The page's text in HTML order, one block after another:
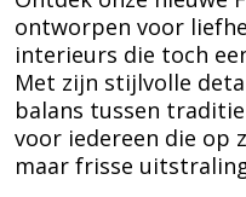
ontworpen voor
interieurs die toch
Met zijn stijlvolle
balans tussen
voor iedereen die op
maar frisse